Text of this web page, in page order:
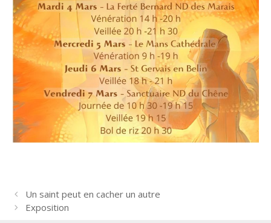
N
a
Un saint peut en cacher un autre
Exposition